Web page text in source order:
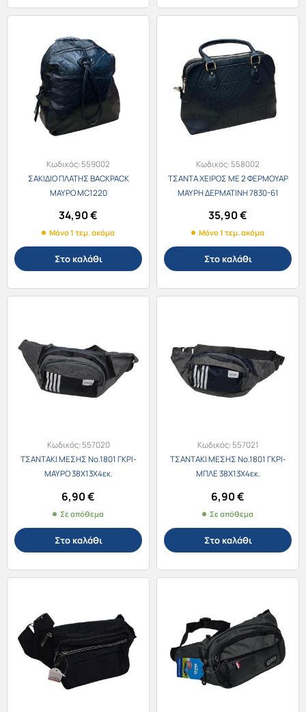
Κωδικός:559002
ΣΑΚΙΔΙΟ ΠΛΑΤΗΣ BACKPACK
ΜΑΥΡΟ MC1220
34,90€
Μόνο 1 τεμ. ακόμα
Στο καλάθι
Κωδικός:558002
ΤΣΑΝΤΑ ΧΕΙΡΟΣ ΜΕ 2 ΦΕΡΜΟΥΑΡ
ΜΑΥΡΗ ΔΕΡΜΑΤΙΝΗ 7830-61
35,90€
Μόνο 1 τεμ. ακόμα
Στο καλάθι
Κωδικός:557020
ΤΣΑΝΤΑΚΙ ΜΕΣΗΣ Νο.1801 ΓΚΡΙ-
ΜΑΥΡΟ 38Χ13Χ4εκ.
6,90€
Σε απόθεμα
Στο καλάθι
Κωδικός:557021
ΤΣΑΝΤΑΚΙ ΜΕΣΗΣ Νο.1801 ΓΚΡΙ-
ΜΠΛΕ 38Χ13Χ4εκ.
6,90€
Σε απόθεμα
Στο καλάθι